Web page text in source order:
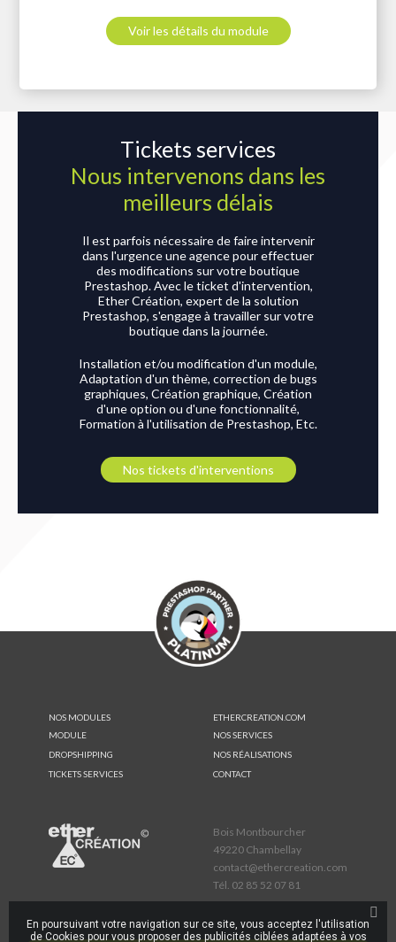
Voir les détails du module
Tickets services
Nous intervenons dans les
meilleurs délais
Il est parfois nécessaire de faire intervenir
dans l'urgence une agence pour effectuer
des modifications sur votre boutique
Prestashop. Avec le ticket d'intervention,
Ether Création, expert de la solution
Prestashop, s'engage à travailler sur votre
boutique dans la journée.
Installation et/ou modification d'un module,
Adaptation d'un thème, correction de bugs
graphiques, Création graphique, Création
d'une option ou d'une fonctionnalité,
Formation à l'utilisation de Prestashop, Etc.
Nos tickets d'interventions
NOS MODULES
MODULE
DROPSHIPPING
TICKETS SERVICES
ETHERCREATION.COM
NOS SERVICES
NOS RÉALISATIONS
CONTACT
Bois Montbourcher
49220 Chambellay
contact@ethercreation.com
Tél. 02 85 52 07 81
En poursuivant votre navigation sur ce site, vous acceptez l'utilisation
de Cookies pour vous proposer des publicités ciblées adaptées à vos